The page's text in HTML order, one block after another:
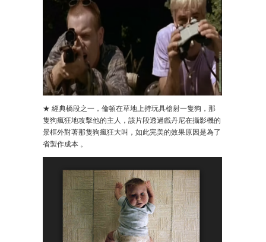
★ 經典橋段之一，倫頓在草地上持玩具槍射一隻狗，那
隻狗瘋狂地攻擊他的主人，該片段透過戲丹尼在攝影機的
景框外對著那隻狗瘋狂大叫，如此完美的效果原因是為了
省製作成本 。